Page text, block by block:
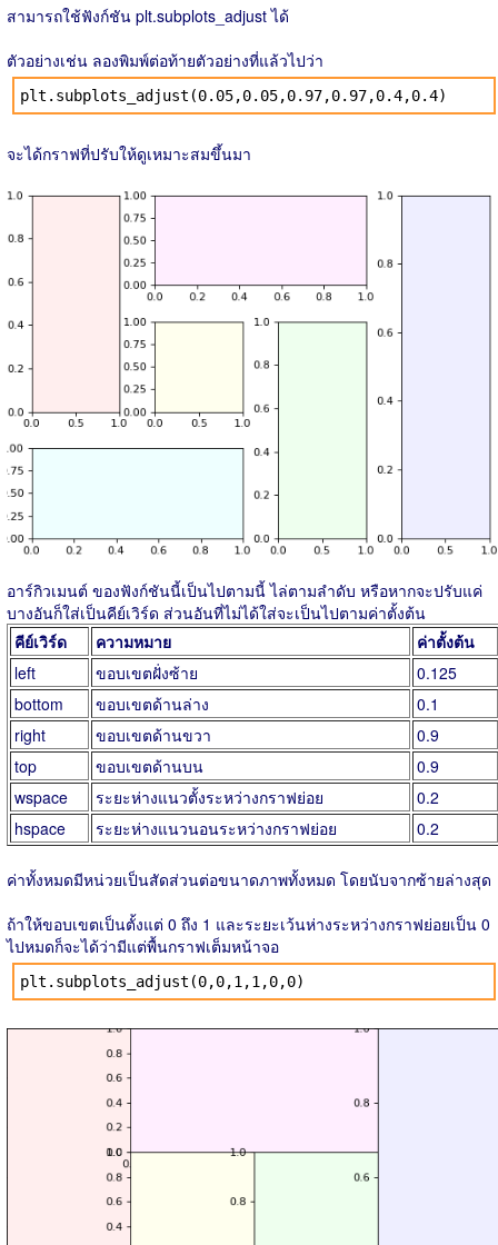
สามารถใช้ฟังก์ชัน plt.subplots_adjust ได้
ตัวอย่างเช่น ลองพิมพ์ต่อท้ายตัวอย่างที่แล้วไปว่า
plt.subplots_adjust(0.05,0.05,0.97,0.97,0.4,0.4)
จะได้กราฟที่ปรับให้ดูเหมาะสมขึ้นมา
อาร์กิวเมนต์ ของฟังก์ชันนี้เป็นไปตามนี้ ไล่ตามลำดับ หรือหากจะปรับแค่
บางอันก็ใส่เป็นคีย์เวิร์ด ส่วนอันที่ไม่ได้ใส่จะเป็นไปตามค่าตั้งต้น
คีย์เวิร์ด
ความหมาย
ค่าตั้งต้น
left
ขอบเขตฝั่งซ้าย
0.125
bottom
ขอบเขตด้านล่าง
0.1
right
ขอบเขตด้านขวา
0.9
top
ขอบเขตด้านบน
0.9
wspace
ระยะห่างแนวตั้งระหว่างกราฟย่อย
0.2
hspace
ระยะห่างแนวนอนระหว่างกราฟย่อย 0.2
ค่าทั้งหมดมีหน่วยเป็นสัดส่วนต่อขนาดภาพทั้งหมด โดยนับจากซ้ายล่างสุด
ถ้าให้ขอบเขตเป็นตั้งแต่ 0 ถึง 1 และระยะเว้นห่างระหว่างกราฟย่อยเป็น 0
ไปหมดก็จะได้ว่ามีแต่พื้นกราฟเต็มหน้าจอ
plt.subplots_adjust(0,0,1,1,0,0)